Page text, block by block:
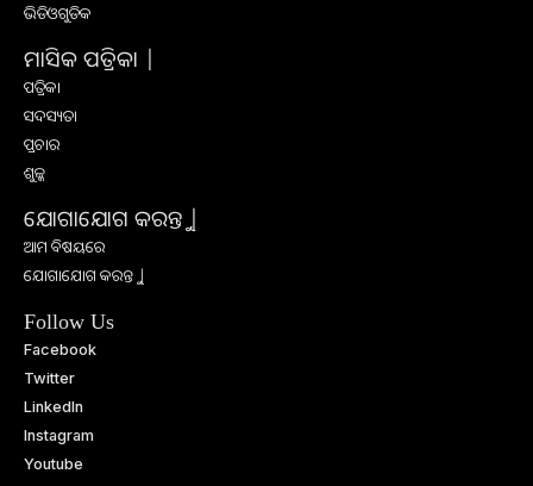
ଭିଡିଓଗୁଡିକ
ମାସିକ ପତ୍ରିକା |
ପତ୍ରିକା
ସଦସ୍ୟତା
ପ୍ରଚାର
ଶୁଳ୍କ
ଯୋଗାଯୋଗ କରନ୍ତୁ |
ଆମ ବିଷୟରେ
ଯୋଗାଯୋଗ କରନ୍ତୁ |
Follow Us
Facebook
Twitter
LinkedIn
Instagram
Youtube